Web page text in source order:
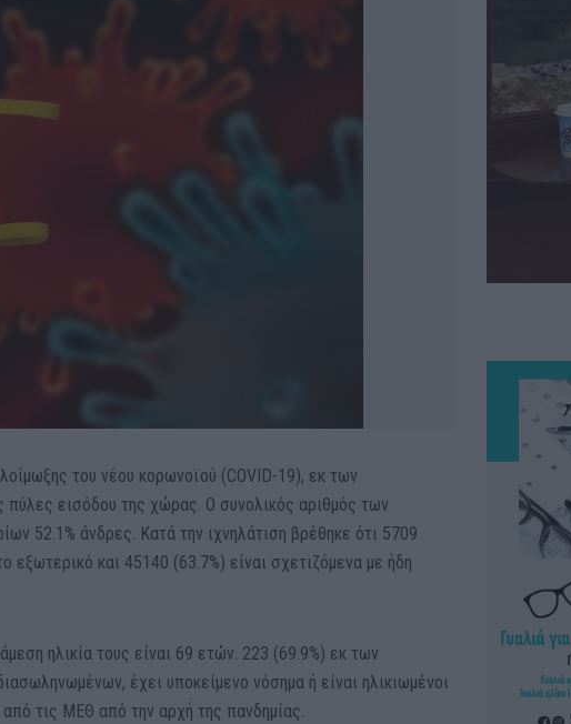
του νέου κορωνοϊού (COVID-19), εκ των
πύλες εισόδου της χώρας. Ο συνολικός αριθμός των
52.1% άνδρες. Κατά την ιχνηλάτιση βρέθηκε ότι 5709
εξωτερικό και 45140 (63.7%) είναι σχετιζόμενα με ήδη
ηλικία τους είναι 69 ετών. 223 (69.9%) εκ των
έχει υποκείμενο νόσημα ή είναι ηλικιωμένοι
τις ΜΕΘ από την αρχή της πανδημίας.